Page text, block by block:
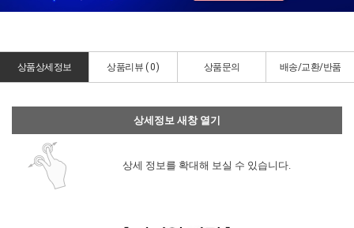
상품상세정보 상품리뷰 (0) 상품문의 배송/교환/반품
상세정보 새창 열기
상세 정보를 확대해 보실 수 있습니다.